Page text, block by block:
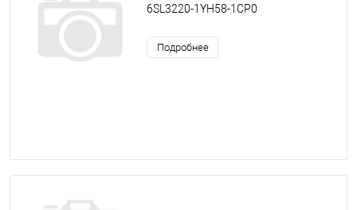
6SL3220-1YH58-1CP0
Подробнее